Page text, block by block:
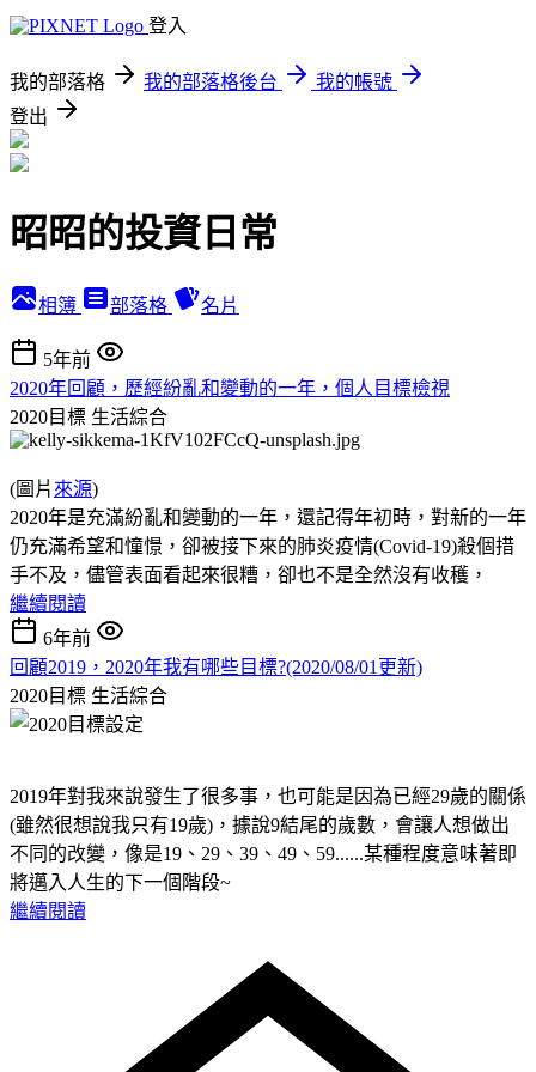
登入
我的部落格 我的部落格後台
我的帳號
登出
昭昭的投資日常
相簿 部落格 名片
5年前
2020年回顧，歷經紛亂和變動的一年，個人目標檢視
2020目標 生活綜合
(圖片 來源)
2020年是充滿紛亂和變動的一年，還記得年初時，對新的一年
仍充滿希望和憧憬，卻被接下來的肺炎疫情(Covid-19)殺個措
手不及，儘管表面看起來很糟，卻也不是全然沒有收穫，
繼續閱讀
6年前
回顧2019，2020年我有哪些目標?(2020/08/01更新)
2020目標 生活綜合
2019年對我來說發生了很多事，也可能是因為已經29歲的關係
(雖然很想說我只有19歲)，據說9結尾的歲數，會讓人想做出
不同的改變，像是19、29、39、49、59......某種程度意味著即
將邁入人生的下一個階段~
繼續閱讀